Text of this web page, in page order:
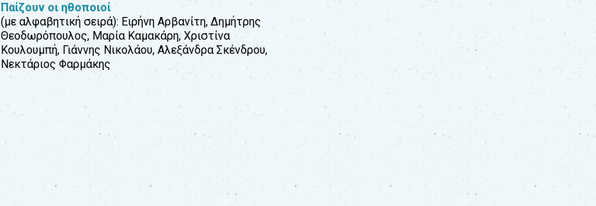
Παίζουν οι ηθοποιοί
(με αλφαβητική σειρά): Ειρήνη Αρβανίτη, Δημήτρης
Θεοδωρόπουλος, Μαρία Καμακάρη, Χριστίνα
Κουλουμπή, Γιάννης Νικολάου, Αλεξάνδρα Σκένδρου,
Νεκτάριος Φαρμάκης